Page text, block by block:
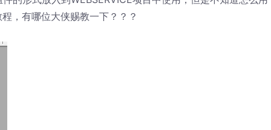
，有哪位大侠赐教一下？？？